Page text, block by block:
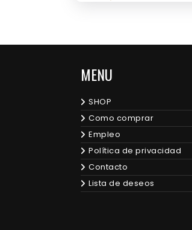
MENU
SHOP
Como comprar
Empleo
Política de privacidad
Contacto
Lista de deseos